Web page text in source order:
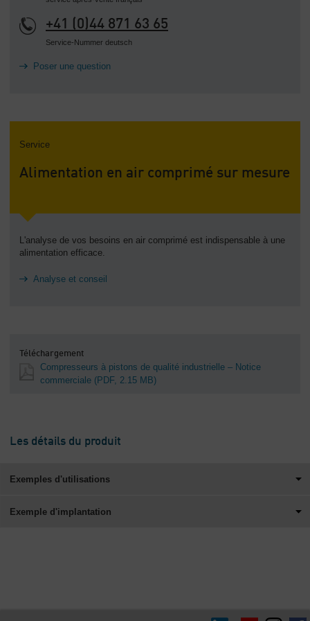
+41 (0)44 871 63 65
Service-Nummer deutsch
Poser une question
Service
Alimentation en air comprimé sur mesure
L'analyse de vos besoins en air comprimé est indispensable à une
alimentation efficace.
Analyse et conseil
Téléchargement
Compresseurs à pistons de qualité industrielle – Notice
commerciale (PDF, 2.15 MB)
Les détails du produit
Exemples d'utilisations
Exemple d'implantation